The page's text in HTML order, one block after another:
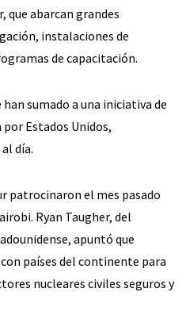
que abarcan grandes
instalaciones de
de capacitación.
sumado a una iniciativa de
Estados Unidos,
día.
patrocinaron el mes pasado
Ryan Taugher, del
apuntó que
países del continente para
nucleares civiles seguros y